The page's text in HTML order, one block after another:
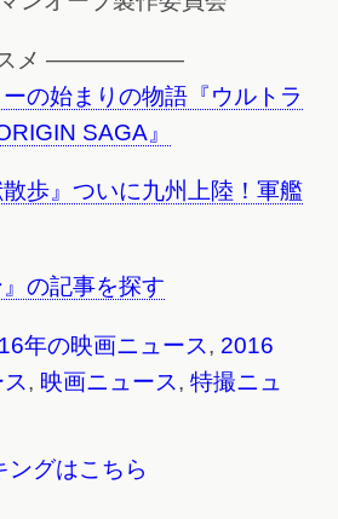
スメ ——————
の始まりの物語『ウルトラ
SAGA』
散歩』ついに九州上陸！軍艦
の記事を探す
年の映画ニュース, 2016
, 映画ニュース, 特撮ニュ
グはこちら